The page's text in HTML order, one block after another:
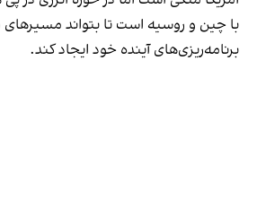
با چین و روسیه است تا بتواند مسیرهای
برنامه‌ریزی‌های آینده خود ایجاد کند.